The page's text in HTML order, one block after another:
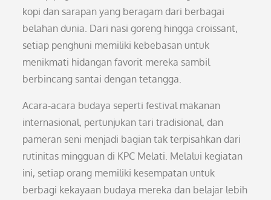
kopi dan sarapan yang beragam dari berbagai
belahan dunia. Dari nasi goreng hingga croissant,
setiap penghuni memiliki kebebasan untuk
menikmati hidangan favorit mereka sambil
berbincang santai dengan tetangga.
Acara-acara budaya seperti festival makanan
internasional, pertunjukan tari tradisional, dan
pameran seni menjadi bagian tak terpisahkan dari
rutinitas mingguan di KPC Melati. Melalui kegiatan
ini, setiap orang memiliki kesempatan untuk
berbagi kekayaan budaya mereka dan belajar lebih